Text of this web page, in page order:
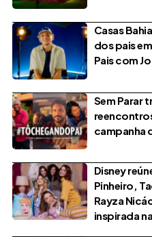
Casas
dos pais
Pais com
Sem Parar
campanha
Disney
Pinheiro,
Rayza
inspirada